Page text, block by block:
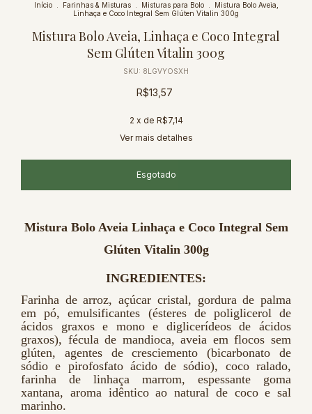
Início Farinhas & Misturas Misturas para Bolo
Mistura Bolo Aveia,
Linhaça e Coco Integral Sem Glúten Vitalin 300g
Mistura Bolo Aveia, Linhaça e Coco Integral
Sem Glúten Vitalin 300g
SKU: 8LGVYOSXH
R$13,57
2 x de R$7,14
Ver mais detalhes
Mistura Bolo Aveia Linhaça e Coco Integral Sem
Glúten Vitalin 300g
INGREDIENTES:
Farinha de arroz, açúcar cristal, gordura de palma
em pó, emulsificantes (ésteres de poliglicerol de
ácidos graxos e mono e diglicerídeos de ácidos
graxos), fécula de mandioca, aveia em flocos sem
glúten, agentes de cresciemento (bicarbonato de
sódio e pirofosfato ácido de sódio), coco ralado,
farinha de linhaça marrom, espessante goma
xantana, aroma idêntico ao natural de coco e sal
marinho.